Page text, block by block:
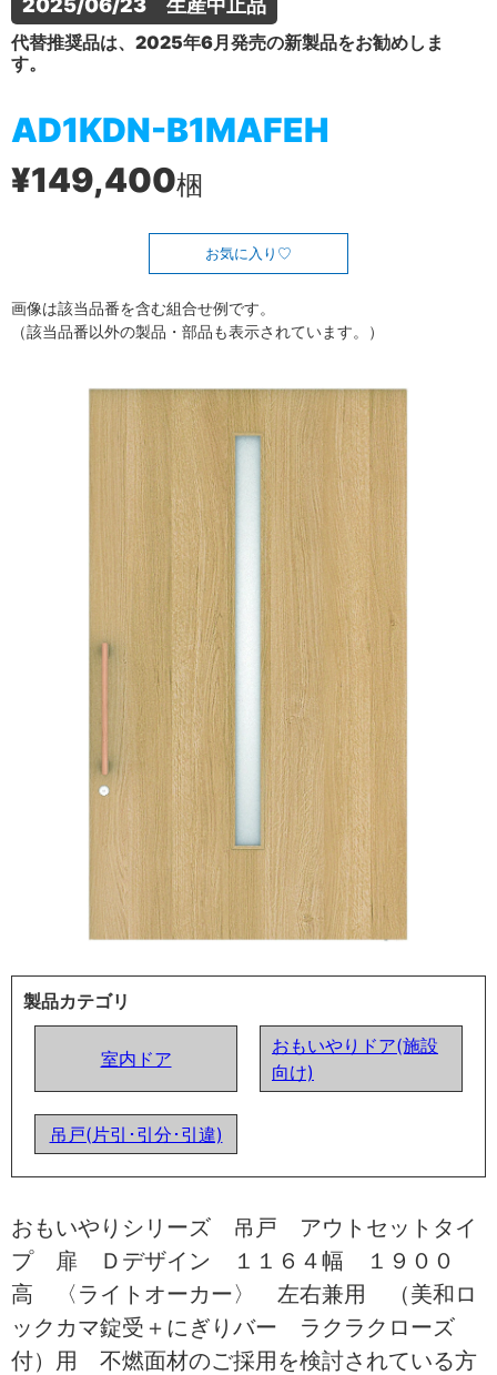
2025/06/23　生産中止品
代替推奨品は、2025年6月発売の新製品をお勧めしま
す。
AD1KDN-B1MAFEH
¥149,400梱
お気に入り
画像は該当品番を含む組合せ例です。
（該当品番以外の製品・部品も表示されています。）
製品カテゴリ
室内ドア
おもいやりドア(施設
向け)
吊戸(片引･引分･引違)
おもいやりシリーズ 吊戸 アウトセットタイ
プ 扉 Ｄデザイン １１６４幅 １９００
高 〈ライトオーカー〉 左右兼用 （美和ロ
ックカマ錠受＋にぎりバー ラクラクローズ
付）用 不燃面材のご採用を検討されている方